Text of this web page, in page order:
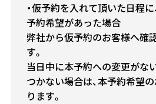
・仮予約を入れて頂いた日程
予約希望があった場合
弊社から仮予約のお客様へ確
す。
当日中に本予約への変更がな
つかない場合は、本予約希望
ります。